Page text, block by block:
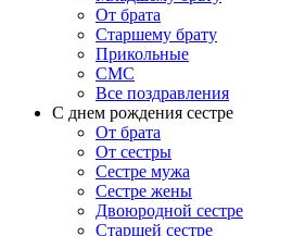
От брата
Старшему брату
Прикольные
СМС
Все поздравления
С днем рождения сестре
От брата
От сестры
Сестре мужа
Сестре жены
Двоюродной сестре
Старшей сестре